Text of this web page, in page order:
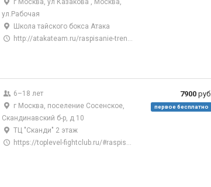
г Москва, ул Казакова , Москва,
ул.Рабочая
Школа тайского бокса Атака
http://atakateam.ru/raspisanie-trenirovok/
6–18 лет
г Москва, поселение Сосенское,
Скандинавский б-р, д 10
ТЦ "Сканди" 2 этаж
https://toplevel-fightclub.ru/#raspisanie
7900
первое бесплатно